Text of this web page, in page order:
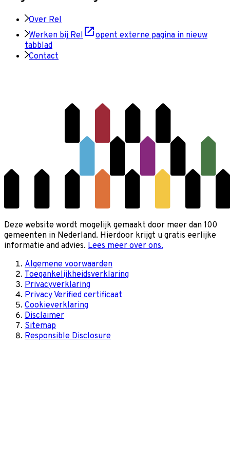
Over Rel
Werken bij Rel
opent externe pagina in nieuw
tabblad
Contact
Deze website wordt mogelijk gemaakt door meer dan 100
gemeenten in Nederland. Hierdoor krijgt u gratis eerlijke
informatie and advies. Lees meer over ons.
Algemene voorwaarden
Toegankelijkheidsverklaring
Privacyverklaring
Privacy Verified certificaat
Cookieverklaring
Disclaimer
Sitemap
Responsible Disclosure